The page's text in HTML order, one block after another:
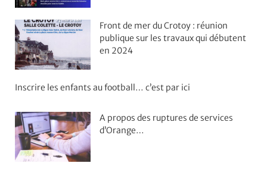
Front de mer du Crotoy : réunion
publique sur les travaux qui débutent
en 2024
Inscrire les enfants au football… c’est par ici
A propos des ruptures de services
d’Orange…